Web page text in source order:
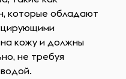
которые обладают
на кожу и должны
не требуя